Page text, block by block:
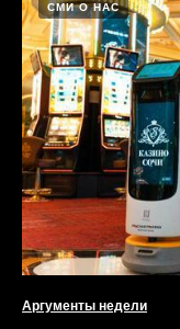
СМИ О НАС
Аргументы недели